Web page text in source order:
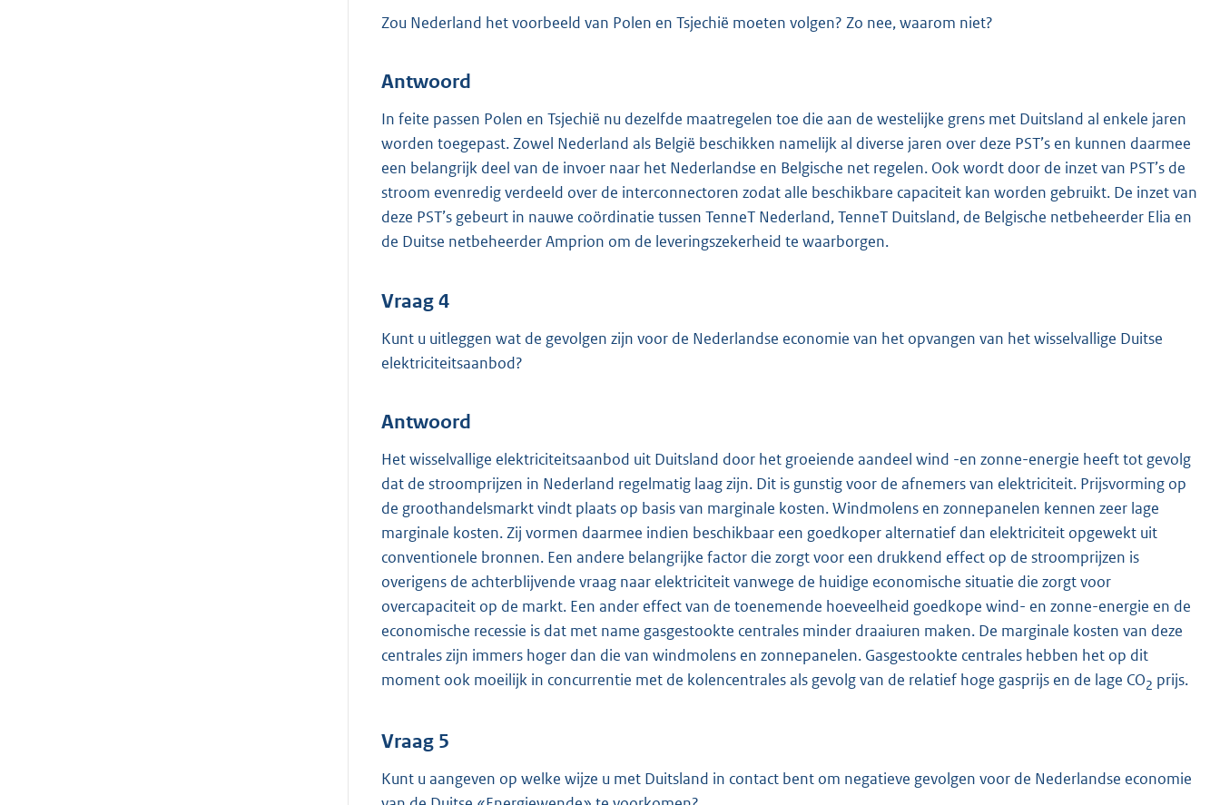
Zou Nederland het voorbeeld van Polen en Tsjechië moeten volgen? Zo nee, waarom niet?
Antwoord
In feite passen Polen en Tsjechië nu dezelfde maatregelen toe die aan de westelijke grens met Duitsland al enkele jaren
worden toegepast. Zowel Nederland als België beschikken namelijk al diverse jaren over deze PST’s en kunnen daarmee
een belangrijk deel van de invoer naar het Nederlandse en Belgische net regelen. Ook wordt door de inzet van PST’s de
stroom evenredig verdeeld over de interconnectoren zodat alle beschikbare capaciteit kan worden gebruikt. De inzet van
deze PST’s gebeurt in nauwe coördinatie tussen TenneT Nederland, TenneT Duitsland, de Belgische netbeheerder Elia en
de Duitse netbeheerder Amprion om de leveringszekerheid te waarborgen.
Vraag 4
Kunt u uitleggen wat de gevolgen zijn voor de Nederlandse economie van het opvangen van het wisselvallige Duitse
elektriciteitsaanbod?
Antwoord
Het wisselvallige elektriciteitsaanbod uit Duitsland door het groeiende aandeel wind -en zonne-energie heeft tot gevolg
dat de stroomprijzen in Nederland regelmatig laag zijn. Dit is gunstig voor de afnemers van elektriciteit. Prijsvorming op
de groothandelsmarkt vindt plaats op basis van marginale kosten. Windmolens en zonnepanelen kennen zeer lage
marginale kosten. Zij vormen daarmee indien beschikbaar een goedkoper alternatief dan elektriciteit opgewekt uit
conventionele bronnen. Een andere belangrijke factor die zorgt voor een drukkend effect op de stroomprijzen is
overigens de achterblijvende vraag naar elektriciteit vanwege de huidige economische situatie die zorgt voor
overcapaciteit op de markt. Een ander effect van de toenemende hoeveelheid goedkope wind- en zonne-energie en de
economische recessie is dat met name gasgestookte centrales minder draaiuren maken. De marginale kosten van deze
centrales zijn immers hoger dan die van windmolens en zonnepanelen. Gasgestookte centrales hebben het op dit
moment ook moeilijk in concurrentie met de kolencentrales als gevolg van de relatief hoge gasprijs en de lage CO2 prijs.
Vraag 5
Kunt u aangeven op welke wijze u met Duitsland in contact bent om negatieve gevolgen voor de Nederlandse economie